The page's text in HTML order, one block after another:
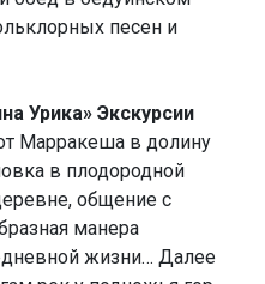
песен и
Урика» Экскурсии
Марракеша в долину
в плодородной
общение с
манера
жизни… Далее